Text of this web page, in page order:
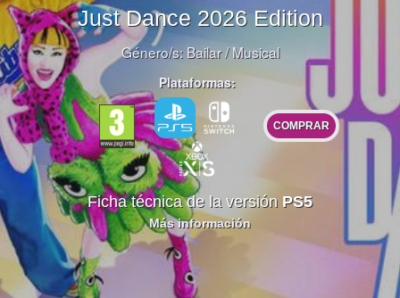
Just Dance 2026 Edition
Género/s: Bailar/Musical
Plataformas:
COMPRAR
Ficha técnica de la versión PS5
Más información